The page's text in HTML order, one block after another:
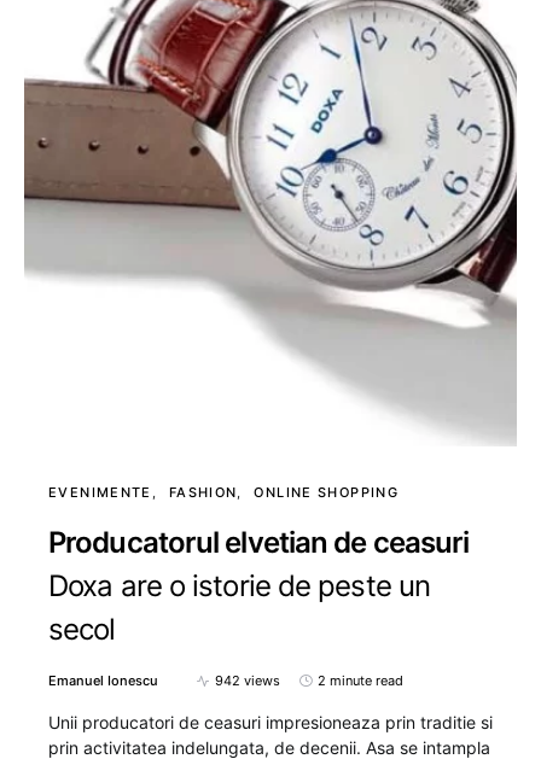
EVENIMENTE FASHION ONLINE SHOPPING
Producatorul elvetian de ceasuri
Doxa are o istorie de peste un
secol
Emanuel Ionescu 942 views 2 minute read
Unii producatori de ceasuri impresioneaza prin traditie si
prin activitatea indelungata, de decenii. Asa se intampla